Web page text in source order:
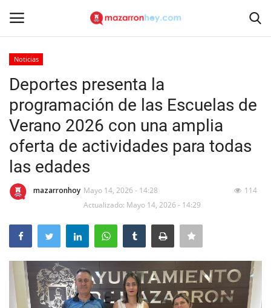
Inicio
Contacto
Noticias
Mazarrón Hoy
Entrevistas
Reportajes
Empresas
Noticias
Deportes presenta la
programación de las Escuelas de
Verano 2026 con una amplia
oferta de actividades para todas
las edades
mazarronhoy Mayo 14, 2026 - 14:28
Actualizado: Mayo 14, 2026 - 14:29
114